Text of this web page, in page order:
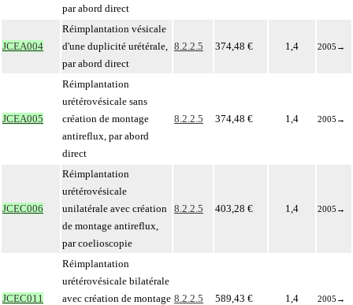
par abord direct
JCEA004
Réimplantation vésicale
d'une duplicité urétérale,
par abord direct
8.2.2.5 374,48 € 1,4 2005 →
JCEA005
Réimplantation
urétérovésicale sans
création de montage
antireflux, par abord
direct
8.2.2.5 374,48 € 1,4 2005 →
JCEC006
Réimplantation
urétérovésicale
unilatérale avec création
de montage antireflux,
par coelioscopie
8.2.2.5 403,28 € 1,4 2005 →
JCEC011
Réimplantation
urétérovésicale bilatérale
avec création de montage 8.2.2.5 589,43 € 1,4 2005 →